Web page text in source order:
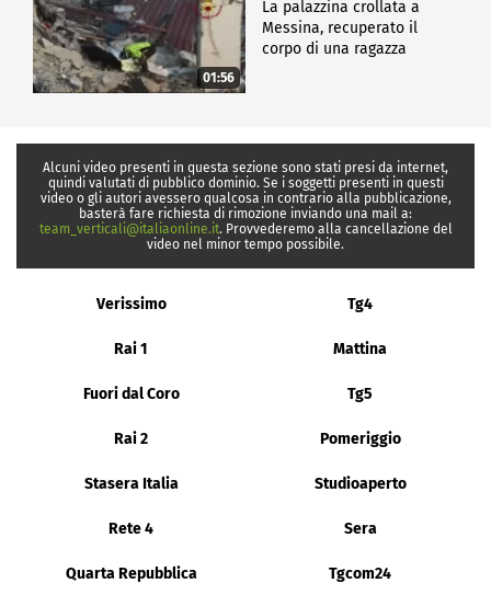
01:56
La palazzina crollata a
Messina, recuperato il
corpo di una ragazza
Alcuni video presenti in questa sezione sono stati presi da internet,
quindi valutati di pubblico dominio. Se i soggetti presenti in questi
video o gli autori avessero qualcosa in contrario alla pubblicazione,
basterà fare richiesta di rimozione inviando una mail a:
team_verticali@italiaonline.it. Provvederemo alla cancellazione del
video nel minor tempo possibile.
Verissimo Tg4
Rai 1 Mattina
Fuori dal Coro Tg5
Rai 2 Pomeriggio
Stasera Italia Studioaperto
Rete 4 Sera
Quarta Repubblica Tgcom24